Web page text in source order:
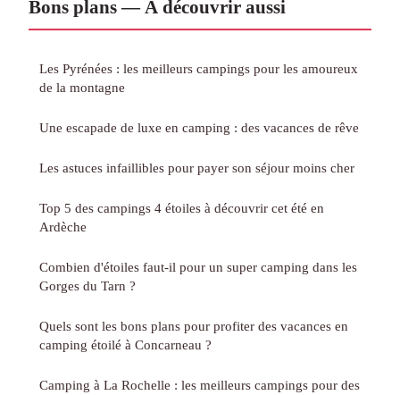
Bons plans — À découvrir aussi
Les Pyrénées : les meilleurs campings pour les amoureux
de la montagne
Une escapade de luxe en camping : des vacances de rêve
Les astuces infaillibles pour payer son séjour moins cher
Top 5 des campings 4 étoiles à découvrir cet été en
Ardèche
Combien d'étoiles faut-il pour un super camping dans les
Gorges du Tarn ?
Quels sont les bons plans pour profiter des vacances en
camping étoilé à Concarneau ?
Camping à La Rochelle : les meilleurs campings pour des